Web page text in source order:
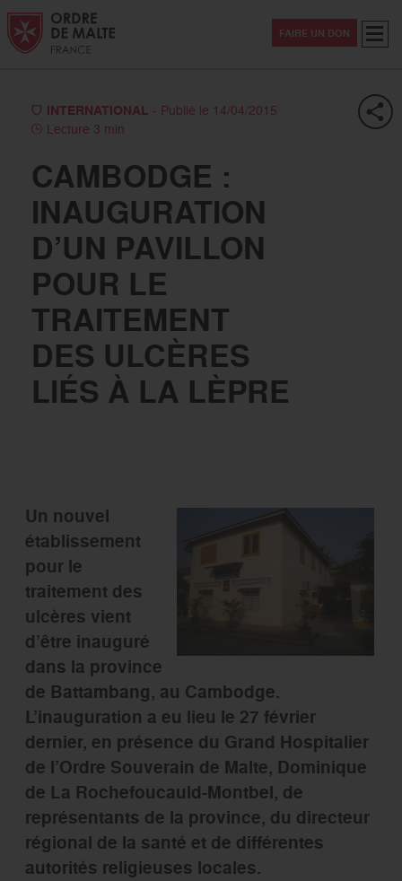
Aller au contenu
Aller à la recherche
Aller au menu
FAIRE UN DON
INTERNATIONAL - Publié le 14/04/2015
Lecture 3 min
CAMBODGE :
INAUGURATION
D’UN PAVILLON
POUR LE
TRAITEMENT
DES ULCÈRES
LIÉS À LA LÈPRE
Un nouvel
établissement
pour le
traitement des
ulcères vient
d’être inauguré
dans la province
de Battambang, au Cambodge.
L’inauguration a eu lieu le 27 février
dernier, en présence du Grand Hospitalier
de l’Ordre Souverain de Malte, Dominique
de La Rochefoucauld-Montbel, de
représentants de la province, du directeur
régional de la santé et de différentes
autorités religieuses locales.